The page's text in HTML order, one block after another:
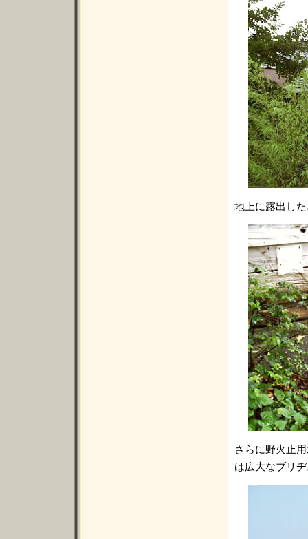
地上に露出し
さらに野火止
は広大なブリ